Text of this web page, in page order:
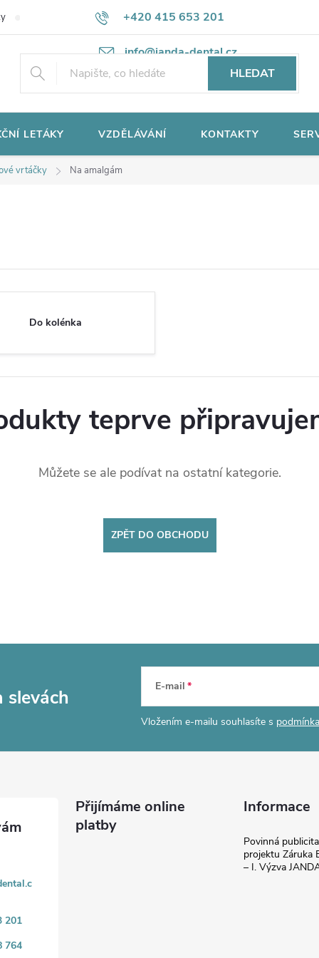
+420 415 653 201
info@janda-dental.cz
Potřebujete poradit? Ochrana osobních údajů
HLEDAT
LETÁKY VZDĚLÁVÁNÍ KONTAKTY
vrtáčky Na amalgám
Do kolénka
teprve
Můžete se ale podívat na ostatní kategorie.
ZPĚT DO OBCHODU
slevách E-mail
Vložením e-mailu souhlasíte s
201
764
Přijímáme online
platby
Informace
Povinná
projektu Záruka
– I. Výzva